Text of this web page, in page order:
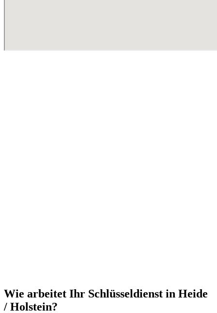
Wie arbeitet Ihr Schlüsseldienst in Heide
/ Holstein?